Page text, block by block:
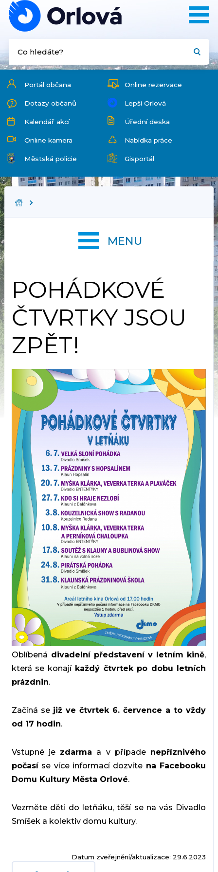
Portál občana Online rezervace
Dotazy občanů Lepší Orlová
Kalendář akcí Úřední deska
Online kamera Nabídka práce
Městská policie Gisportál
POHÁDKOVÉ
ČTVRTKY JSOU
ZPĚT!
Oblíbená divadelní představení v letním kině,
která se konajíkaždý čtvrtek po dobu letních
prázdnin.
Začíná se již ve čtvrtek 6. července a to vždy
od 17 hodin.
Vstupné je zdarma a v případe nepříznivého
počasíse více informací dozvíte na Facebooku
Domu Kultury Města Orlové.
Vezměte děti do letňáku, těší se na vás Divadlo
Smíšek a kolektiv domu kultury.
Datum zveřejnění/aktualizace: 29.6.2023
MENU